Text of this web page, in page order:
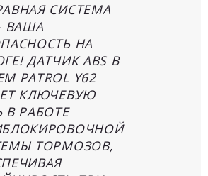
СИСТЕМА
ВАША
НА
ДАТЧИК ABS В
PATROL Y62
КЛЮЧЕВУЮ
В РАБОТЕ
ТОРМОЗОВ,